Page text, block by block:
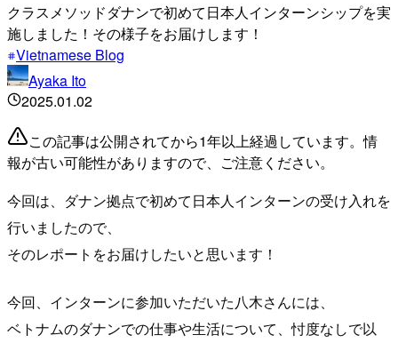
クラスメソッドダナンで初めて日本人インターンシップを実
施しました！その様子をお届けします！
Vietnamese Blog
Ayaka Ito
2025.01.02
この記事は公開されてから1年以上経過しています。情
報が古い可能性がありますので、ご注意ください。
今回は、ダナン拠点で初めて日本人インターンの受け入れを
行いましたので、
そのレポートをお届けしたいと思います！
今回、インターンに参加いただいた八木さんには、
ベトナムのダナンでの仕事や生活について、忖度なしで以